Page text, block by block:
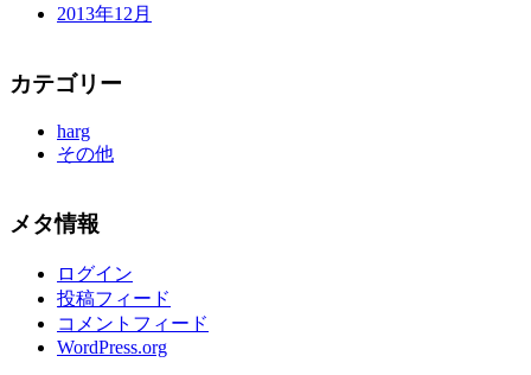
2013年12月
カテゴリー
harg
その他
メタ情報
ログイン
投稿フィード
コメントフィード
WordPress.org